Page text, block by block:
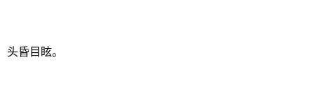
昏目眩。